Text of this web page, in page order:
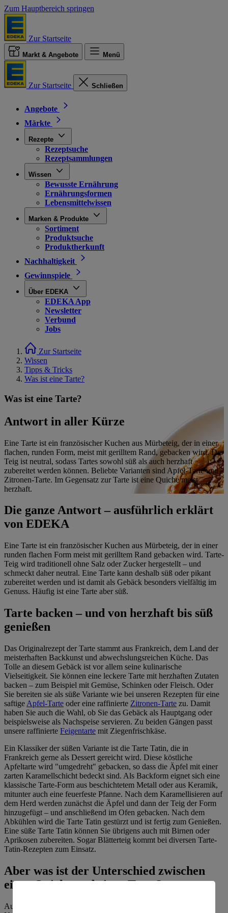
Zum Hauptbereich springen
Zur Startseite
Markt & Angebote Menü
Zur Startseite Schließen
Angebote
Märkte
Rezepte
Rezeptsuche
Rezeptsammlungen
Wissen
Bewusste Ernährung
Ernährungsformen
Lebensmittelwissen
Marken & Produkte
Sortiment
Produktsuche
Produktherkunft
Nachhaltigkeit
Gewinnspiele
Über EDEKA
EDEKA App
Newsletter
Verbund
Jobs
Zur Startseite
Wissen
Tipps & Tricks
Was ist eine Tarte?
Was ist eine Tarte?
Antwort in aller Kürze
Eine Tarte ist ein französischer Kuchen aus Mürbeteig, der in einer
flachen, runden Form, meist mit gerilltem Rand, gebacken wird. Der
Teig ist neutral, sodass Tartes sowohl süß als auch herzhaft
zubereitet werden können. Beliebte Varianten sind Apfel-Tarte und
Zitronen-Tarte. Im Gegensatz zur Tarte ist eine Quiche meist
herzhaft.
Die ganze Antwort – ausführlich erklärt
von EDEKA
Eine Tarte ist ein französischer Kuchen aus Mürbeteig, der in einer
runden flachen Form meist mit gerilltem Rand gebacken wird. Tarte-
Teig wird traditionell ohne Salz oder Zucker hergestellt – und
schmeckt daher neutral. Eine Tarte kann deshalb süß oder pikant
zubereitet werden und ist damit als Gebäck besonders vielfältig im
Genuss. Häufig ist eine Tarte aber süß.
Tarte backen – und von herzhaft bis süß
genießen
Das Originalrezept der Tarte stammt aus Frankreich, dem Land der
meisterhaften Backkunst und abwechslungsreichen Küche. Das
Tolle an diesem Gebäck ist vor allem seine kulinarische
Vielseitigkeit. Sie können eine leckere Tarte mit herzhaften Zutaten
backen – zum Beispiel mit Gemüse, Schinken oder Fleisch. Oder
Sie bereiten sie als süße Variante wie bei unseren Rezepten für eine
saftige Apfel-Tarte oder eine raffinierte Zitronen-Tarte zu. Damit
haben Sie auch die Wahl, ob Sie das Gebäck als Hauptgang oder
beispielsweise als Nachspeise servieren. Zu beiden Gängen passt
unsere raffinierte Feigentarte mit Ziegenfrischkäse.
Ein Klassiker der süßen Variante ist die Tarte Tatin, die in
Frankreich gerne als Dessert gereicht wird. Diese köstliche
Apfeltarte wird "umgedreht" gebacken, so dass die Äpfel mit einer
zarten Karamellschicht bedeckt sind. Als Backform eignet sich eine
klassische Tarte-Form aus beschichtetem Metall oder aus Keramik,
mitunter auch eine feuerfeste Pfanne. Nach dem Karamellisieren auf
dem Herd werden zunächst die Äpfel und dann der Teig der Form
hinzugefügt – und anschließend im Ofen gebacken. Nach dem
Abkühlen wird die Tarte Tatin gestürzt und ist fertig zum Genießen.
Eine süße Tarte Tatin können Sie übrigens auch mit Birnen oder
Aprikosen zubereiten. Sogar Blätterteig kommt bei diversen Tarte-
Tatin-Rezepten zum Einsatz.
Aber was ist der Unterschied zwischen
einer Quiche und einer Tarte?
Auch die Quiche ist ein französischer Mürbeteigkuchen, dessen